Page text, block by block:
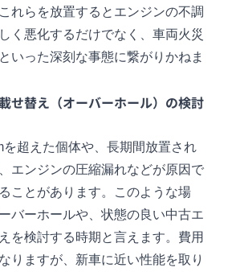
れらを放置するとエンジンの不調
く悪化するだけでなく、車両火災
いった深刻な事態に繋がりかねま
せ替え（オーバーホール）の検討
超えた個体や、長期間放置され
エンジンの圧縮漏れなどが原因で
ことがあります。このような場
バーホールや、状態の良い中古エ
を検討する時期と言えます。費用
りますが、新車に近い性能を取り